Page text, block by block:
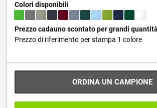
Colori disponibili
Prezzo cadauno scontato per grandi
Prezzo di riferimento per stampa 1 colore
ORDINA UN CAMPIONE